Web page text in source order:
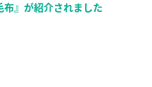
』が紹介されました